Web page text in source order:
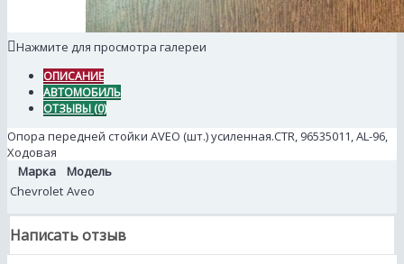
Нажмите для просмотра галереи
ОПИСАНИЕ
АВТОМОБИЛЬ
ОТЗЫВЫ (0)
Опора передней стойки AVEO (шт.) усиленная.CTR, 96535011, AL-96,
Ходовая
Марка
Модель
Chevrolet Aveo
Написать отзыв